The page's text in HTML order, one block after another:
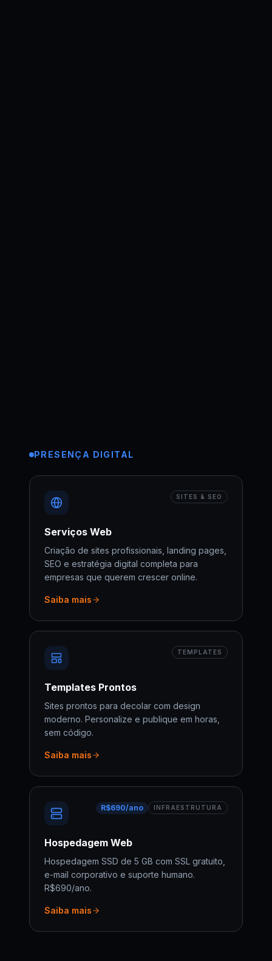
PRESENÇA DIGITAL
SITES & SEO
Serviços Web
Criação de sites profissionais, landing pages,
SEO e estratégia digital completa para
empresas que querem crescer online.
Saiba mais
TEMPLATES
Templates Prontos
Sites prontos para decolar com design
moderno. Personalize e publique em horas,
sem código.
Saiba mais
R$690/ano INFRAESTRUTURA
Hospedagem Web
Hospedagem SSD de 5 GB com SSL gratuito,
e-mail corporativo e suporte humano.
R$690/ano.
Saiba mais